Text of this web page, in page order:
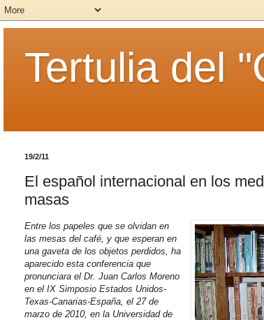
Tertulia del
19/2/11
El español internacional en los
masas
Entre los papeles que se olvidan en
las mesas del café, y que esperan en
una gaveta de los objetos perdidos, ha
aparecido esta conferencia que
pronunciara el Dr. Juan Carlos Moreno
en el IX Simposio Estados Unidos-
Texas-Canarias-España, el 27 de
marzo de 2010, en la Universidad de